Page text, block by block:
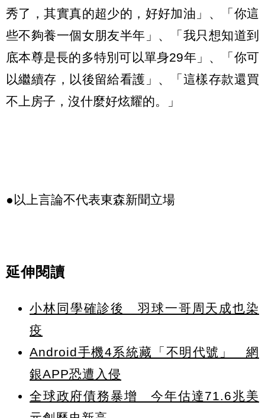
秀了，其實真的超少的，好好加油」、「你這
些不夠養一個女朋友半年」、「我只想知道到
底本尊是長的多特別可以單身29年」、「你可
以繼續存，以後留給看護」、「這樣存款還買
不上房子，沒什麼好炫耀的。」
●以上言論不代表東森新聞立場
延伸閱讀
小林同學確診後 羽球一哥周天成也染
疫
Android手機4系統藏「不明代號」 網
銀APP恐遭入侵
全球政府債務暴增 今年估達71.6兆美